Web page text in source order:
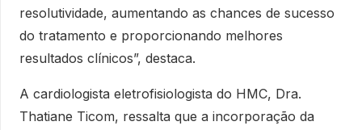
resolutividade, aumentando as chances de sucesso
do tratamento e proporcionando melhores
resultados clínicos”, destaca.
A cardiologista eletrofisiologista do HMC, Dra.
Thatiane Ticom, ressalta que a incorporação da